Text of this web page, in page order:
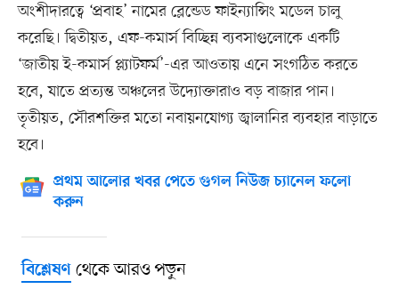
অংশীদারত্বে ‘প্রবাহ’ নামের ব্লেন্ডেড ফাইন্যান্সিং মডেল চালু
করেছি। দ্বিতীয়ত, এফ-কমার্স বিচ্ছিন্ন ব্যবসাগুলোকে একটি
‘জাতীয় ই-কমার্স প্ল্যাটফর্ম’-এর আওতায় এনে সংগঠিত করতে
হবে, যাতে প্রত্যন্ত অঞ্চলের উদ্যোক্তারাও বড় বাজার পান।
তৃতীয়ত, সৌরশক্তির মতো নবায়নযোগ্য জ্বালানির ব্যবহার বাড়াতে
হবে।
প্রথম আলোর খবর পেতে গুগল নিউজ চ্যানেল ফলো
করুন
বিশ্লেষণথেকে আরও পড়ুন